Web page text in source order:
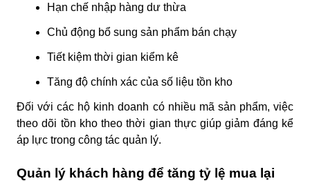
Hạn chế nhập hàng dư thừa
Chủ động bổ sung sản phẩm bán chạy
Tiết kiệm thời gian kiểm kê
Tăng độ chính xác của số liệu tồn kho
Đối với các hộ kinh doanh có nhiều mã sản phẩm, việc
theo dõi tồn kho theo thời gian thực giúp giảm đáng kể
áp lực trong công tác quản lý.
Quản lý khách hàng để tăng tỷ lệ mua lại